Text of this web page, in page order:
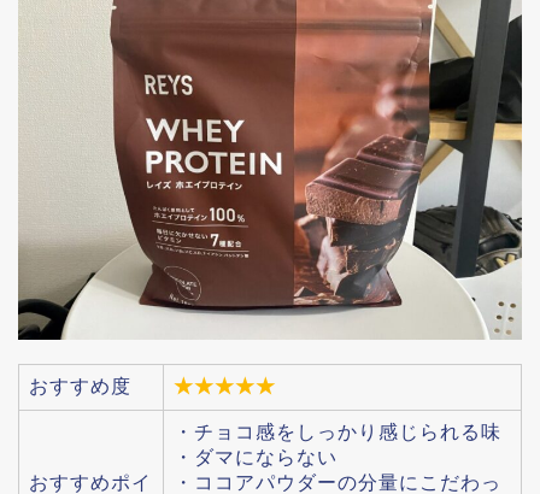
おすすめ度 ★★★★★
おすすめポイ
・チョコ感をしっかり感じられる味
・ダマにならない
・ココアパウダーの分量にこだわっ